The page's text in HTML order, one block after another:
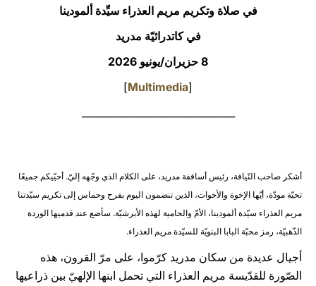
LATINE
في صلاة وتكريم مريم العذراء سيِّدة ألمودينا
في كاتدرائيّة مدريد
8 حزيران/يونيو 2026
[
Multimedia
]
أشكر صاحب النّيافة، رئيس أساقفة مدريد، على الكلام الذي وجّهه إليّ. أحيّيكم جميعًا
تحيّة مودّة، أيّها الإخوة والأخوات، الذين تنضمون اليوم بفرح وحماس إلى تكريم سيّدتنا
مريم العذراء سيّدة ألمودينا، الأمّ والحامية لهذه الأبرشيّة. سأضع عند قدميها الوردة
الذّهبيّة، رمز محبّة البابا البنويّة للسيّدة مريم العذراء.
أجيال عديدة من سكان مدريد كرّموا، على مرّ القرون، هذه
الصّورة للقدّيسة مريم العذراء التي تحمل ابنها الإلهيّ بين ذراعيها